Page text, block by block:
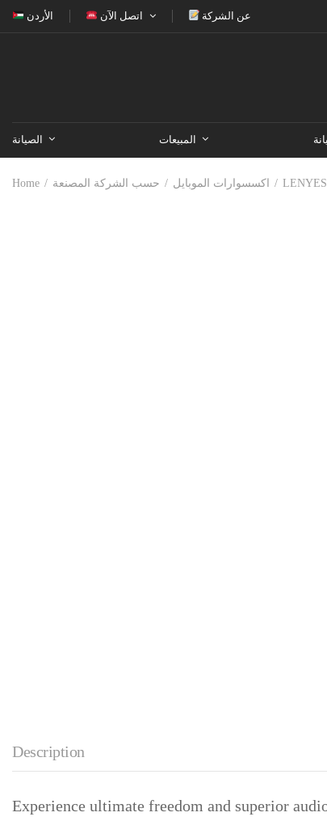
الأردن اتصل الآن عن الشركة
الصيانة المبيعات
Home اكسسوارات الموبايل حسب الشركة المصنعة LENYES
Description
Experience ultimate freedom and superior